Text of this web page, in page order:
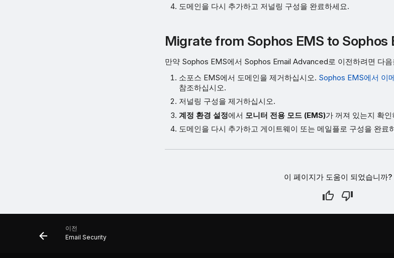
도메인을 다시 추가하고 저널링 구성을 완료하세요.
Migrate from Sophos EMS to Sophos
만약 Sophos EMS에서 Sophos Email Advanced로 이전하려면 다
소포스 EMS에서 도메인을 제거하십시오. Sophos EMS에서 이
참조하십시오.
저널링 구성을 제거하십시오.
계정 환경 설정에서 모니터 전용 모드 (EMS)가 꺼져 있는지 확
도메인을 다시 추가하고 게이트웨이 또는 메일플로 구성을 완료
이 페이지가 도움이 되었습니까?
이전
Email Security